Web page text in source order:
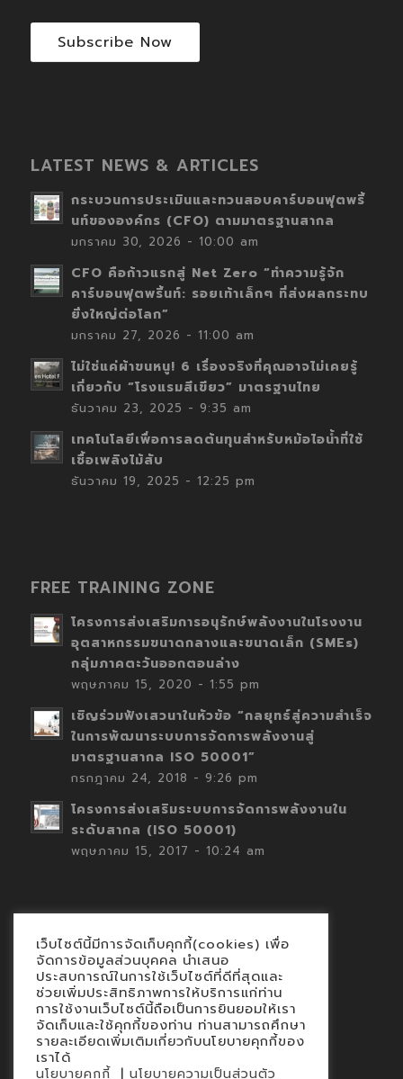
Subscribe Now
LATEST NEWS & ARTICLES
กระบวนการประเมินและทวนสอบคาร์บอนฟุตพริ้
นท์ขององค์กร (CFO) ตามมาตรฐานสากล
มกราคม 30, 2026 - 10:00 am
CFO คือก้าวแรกสู่ Net Zero “ทำความรู้จัก
คาร์บอนฟุตพริ้นท์: รอยเท้าเล็กๆ ที่ส่งผลกระทบ
ยิ่งใหญ่ต่อโลก”
มกราคม 27, 2026 - 11:00 am
ไม่ใช่แค่ผ้าขนหนู! 6 เรื่องจริงที่คุณอาจไม่เคยรู้
เกี่ยวกับ “โรงแรมสีเขียว” มาตรฐานไทย
ธันวาคม 23, 2025 - 9:35 am
เทคโนโลยีเพื่อการลดต้นทุนสำหรับหม้อไอน้ำที่ใช้
เชื้อเพลิงไม้สับ
ธันวาคม 19, 2025 - 12:25 pm
FREE TRAINING ZONE
โครงการส่งเสริมการอนุรักษ์พลังงานในโรงงาน
อุตสาหกรรมขนาดกลางและขนาดเล็ก (SMEs)
กลุ่มภาคตะวันออกตอนล่าง
พฤษภาคม 15, 2020 - 1:55 pm
เชิญร่วมฟังเสวนาในหัวข้อ “กลยุทธ์สู่ความสำเร็จ
ในการพัฒนาระบบการจัดการพลังงานสู่
มาตรฐานสากล ISO 50001”
กรกฎาคม 24, 2018 - 9:26 pm
โครงการส่งเสริมระบบการจัดการพลังงานใน
ระดับสากล (ISO 50001)
พฤษภาคม 15, 2017 - 10:24 am
Contact
นโยบายคุกกี้
นโยบายข้อมูลส่วนบุคคล
เว็บไซต์นี้มีการจัดเก็บคุกกี้(cookies) เพื่อ
จัดการข้อมูลส่วนบุคคล นำเสนอ
ประสบการณ์ในการใช้เว็บไซต์ที่ดีที่สุดและ
ช่วยเพิ่มประสิทธิภาพการให้บริการแก่ท่าน
การใช้งานเว็บไซต์นี้ถือเป็นการยินยอมให้เรา
จัดเก็บและใช้คุกกี้ของท่าน ท่านสามารถศึกษา
รายละเอียดเพิ่มเติมเกี่ยวกับนโยบายคุกกี้ของ
เราได้
นโยบายคุกกี้ | นโยบายความเป็นส่วนตัว